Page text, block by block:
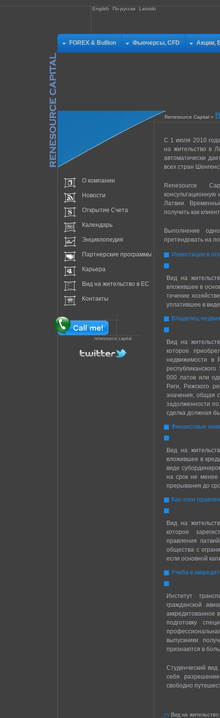
English По-русски Latviski
FOREX & Bullion Фьючерсы, CFD Акции,
Renesource Capital »
С 1 июля 2010
на жительство в
автоматически
всех стран
Renesource
консультационную
Латвии.
получить как
Выполнение
претендовать на
Инвестиции в
Вид на
вложившее в
течение
уплатившее в
Владелец
Вид на
которое
недвижимости в
000 латов или
Риги, Рижского
значения, общая
задолженности
сделка должная
Финансовые
Вид на
вложившее в
виде
на срок не менее
прерывания до
Как член
Вид на
которое
правления
общества с
если основной
Учеба в
Институт
гражданской
аккредитованное
подготовку
выпускники
признаются в
Студенческий
себя
свободно
(*) Вид на
О компании
Новости
Открытие Счета
Календарь
Энциклопедия
Партнерские программы
Карьера
Вид на жительство в EC
Контакты
renesource.capital